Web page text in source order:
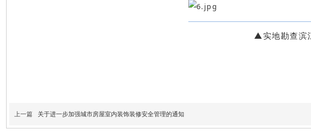
▲实地勘查滨
上一篇 关于进一步加强城市房屋室内装饰装修安全管理的通知